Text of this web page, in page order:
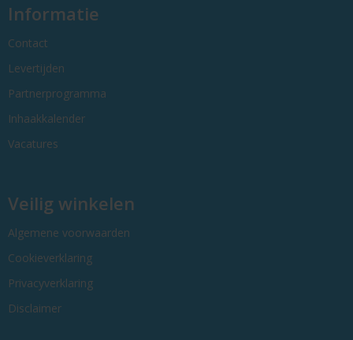
Informatie
Contact
Levertijden
Partnerprogramma
Inhaakkalender
Vacatures
Veilig winkelen
Algemene voorwaarden
Cookieverklaring
Privacyverklaring
Disclaimer